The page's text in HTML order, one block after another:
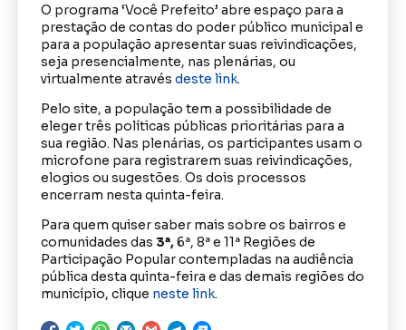
O programa ‘Você Prefeito’ abre espaço para a
prestação de contas do poder público municipal e
para a população apresentar suas reivindicações,
seja presencialmente, nas plenárias, ou
virtualmente através deste link.
Pelo site, a população tem a possibilidade de
eleger três políticas públicas prioritárias para a
sua região. Nas plenárias, os participantes usam o
microfone para registrarem suas reivindicações,
elogios ou sugestões. Os dois processos
encerram nesta quinta-feira.
Para quem quiser saber mais sobre os bairros e
comunidades das 3ª,6ª, 8ª e 11ª Regiões de
Participação Popular contempladas na audiência
pública desta quinta-feira e das demais regiões do
município, clique neste link.